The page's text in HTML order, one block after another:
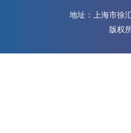
地址：上海市徐
版权